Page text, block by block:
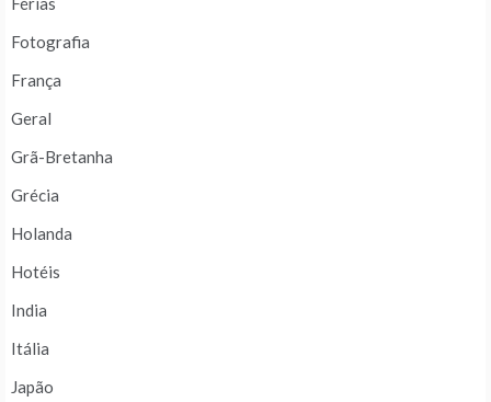
Fotografia
França
Geral
Grã-Bretanha
Grécia
Holanda
Hotéis
India
Itália
Japão